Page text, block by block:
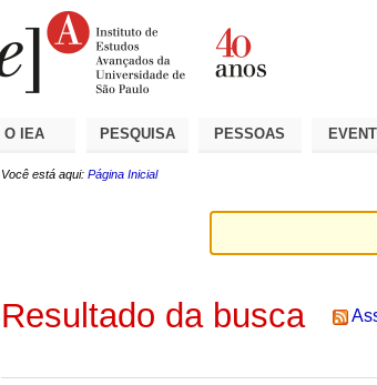
O IEA PESQUISA PESSOAS
Você está aqui: Página Inicial
Resultado da busca